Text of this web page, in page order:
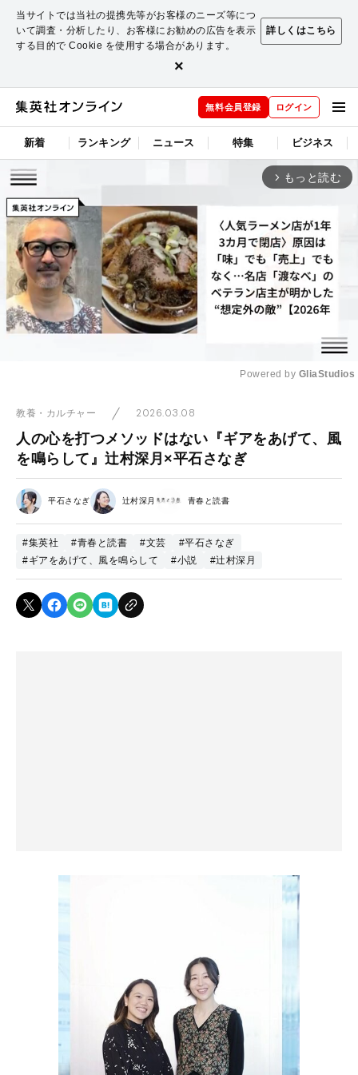
当サイトでは当社の提携先等がお客様のニーズ等につ
いて調査・分析したり、お客様にお勧めの広告を表示
する目的で Cookie を使用する場合があります。
詳しくはこちら
×
無料会員登録 ログイン
新着 ランキング ニュース 特集 ビジネス
arrow_forward_ios もっと読む
Powered by GliaStudios
教養・カルチャー 2026.03.08
人の心を打つメソッドはない『ギアをあげて、風
を鳴らして』辻村深月×平石さなぎ
平石さなぎ 辻村深月 青春と読書
#集英社 #青春と読書 #文芸
#平石さなぎ
#ギアをあげて、風を鳴らして
#小説 #辻村深月